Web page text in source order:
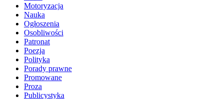
Motoryzacja
Nauka
Ogłoszenia
Osobliwości
Patronat
Poezja
Polityka
Porady prawne
Promowane
Proza
Publicystyka